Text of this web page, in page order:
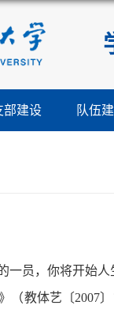
部建设 队伍
一员，你将开始人
（教体艺〔2007